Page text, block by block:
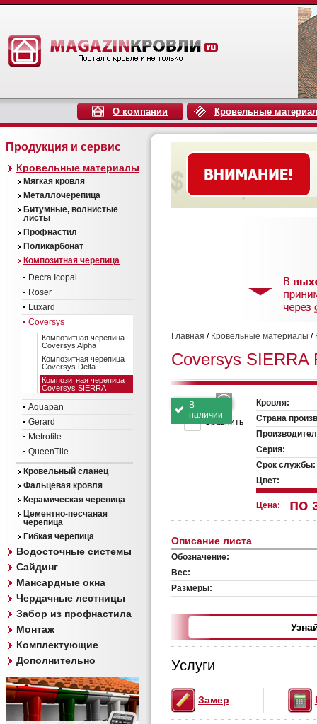
О компании Кровельные
Продукция и сервис
Кровельные материалы
Мягкая кровля
Металлочерепица
Битумные, волнистые
листы
Профнастил
Поликарбонат
Композитная черепица
Decra Icopal
Roser
Luxard
Coversys
Композитная черепица
Coversys Alpha
Композитная черепица
Coversys Delta
Композитная черепица
Coversys SIERRA
Aquapan
Gerard
Metrotile
QueenTile
Кровельный сланец
Фальцевая кровля
Керамическая черепица
Цементно-песчаная
черепица
Гибкая черепица
Водосточные системы
Сайдинг
Мансардные окна
Чердачные лестницы
Забор из профнастила
Монтаж
Комплектующие
Дополнительно
Главная / Кровельные материалы /
Coversys SIERRA
В
наличии
Сравнить
Кровля:
Страна
Серия:
Срок службы:
Цвет:
Цена: по
Описание листа
Обозначение:
Вес:
Размеры:
Услуги
Замер